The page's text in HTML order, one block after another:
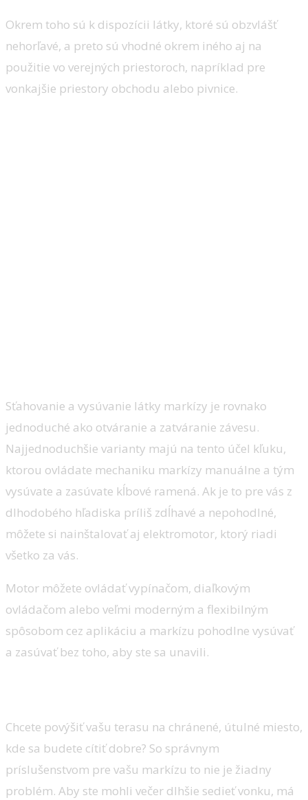
Okrem toho sú k dispozícii látky, ktoré sú obzvlášť
nehorľavé, a preto sú vhodné okrem iného aj na
použitie vo verejných priestoroch, napríklad pre
vonkajšie priestory obchodu alebo pivnice.
Sťahovanie a vysúvanie látky markízy je rovnako
jednoduché ako otváranie a zatváranie závesu.
Najjednoduchšie varianty majú na tento účel kľuku,
ktorou ovládate mechaniku markízy manuálne a tým
vysúvate a zasúvate kĺbové ramená. Ak je to pre vás z
dlhodobého hľadiska príliš zdĺhavé a nepohodlné,
môžete si nainštalovať aj elektromotor, ktorý riadi
všetko za vás.
Motor môžete ovládať vypínačom, diaľkovým
ovládačom alebo veľmi moderným a flexibilným
spôsobom cez aplikáciu a markízu pohodlne vysúvať
a zasúvať bez toho, aby ste sa unavili.
Chcete povýšiť vašu terasu na chránené, útulné miesto,
kde sa budete cítiť dobre? So správnym
príslušenstvom pre vašu markízu to nie je žiadny
problém. Aby ste mohli večer dlhšie sedieť vonku, má